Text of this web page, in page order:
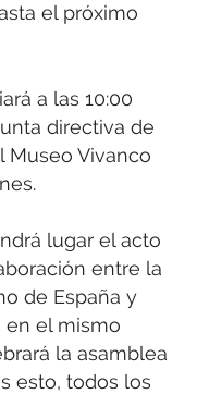
el próximo
a las 10:00
directiva de
Museo Vivanco
lugar el acto
entre la
de España y
en el mismo
la asamblea
esto, todos los